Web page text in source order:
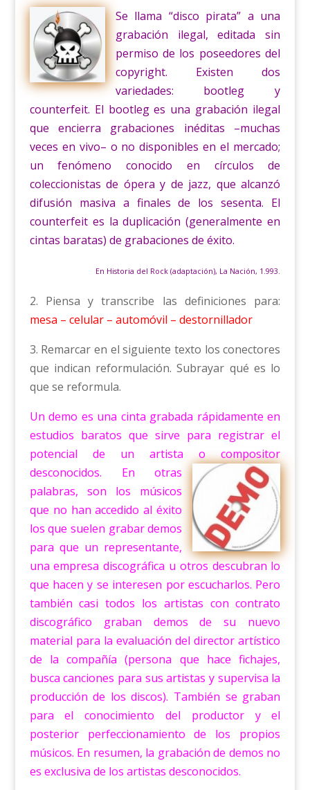
Se llama “disco pirata” a una
grabación ilegal, editada sin
permiso de los poseedores del
copyright. Existen dos
variedades: bootleg y
counterfeit. El bootleg es una grabación ilegal
que encierra grabaciones inéditas –muchas
veces en vivo– o no disponibles en el mercado;
un fenómeno conocido en círculos de
coleccionistas de ópera y de jazz, que alcanzó
difusión masiva a finales de los sesenta. El
counterfeit es la duplicación (generalmente en
cintas baratas) de grabaciones de éxito.
En Historia del Rock (adaptación), La Nación, 1.993.
2. Piensa y transcribe las definiciones para:
mesa – celular – automóvil – destornillador
3. Remarcar en el siguiente texto los conectores
que indican reformulación. Subrayar qué es lo
que se reformula.
Un demo es una cinta grabada rápidamente en
estudios baratos que sirve para registrar el
potencial de un artista o compositor
desconocidos. En otras
palabras, son los músicos
que no han accedido al éxito
los que suelen grabar demos
para que un representante,
una empresa discográfica u otros descubran lo
que hacen y se interesen por escucharlos. Pero
también casi todos los artistas con contrato
discográfico graban demos de su nuevo
material para la evaluación del director artístico
de la compañía (persona que hace fichajes,
busca canciones para sus artistas y supervisa la
producción de los discos). También se graban
para el conocimiento del productor y el
posterior perfeccionamiento de los propios
músicos. En resumen, la grabación de demos no
es exclusiva de los artistas desconocidos.